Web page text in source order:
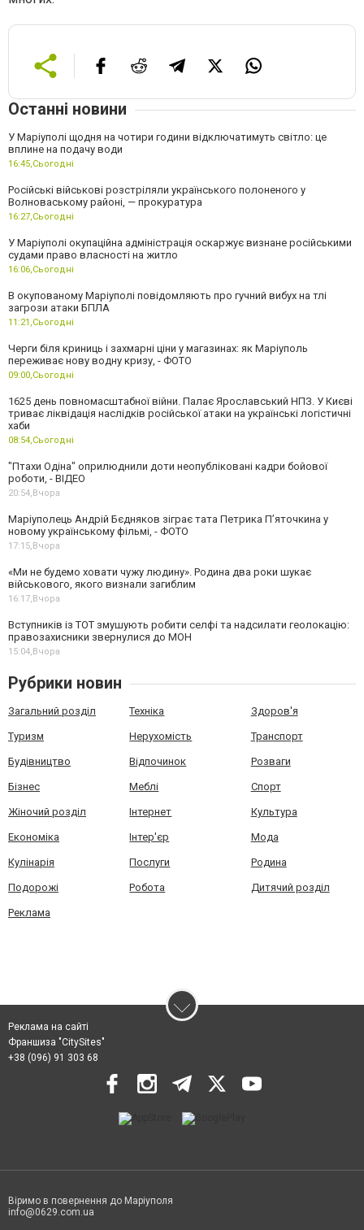
Останні новини
У Маріуполі щодня на чотири години відключатимуть світло: це
вплине на подачу води
16:45,Сьогодні
Російські військові розстріляли українського полоненого у
Волноваському районі, — прокуратура
16:27,Сьогодні
У Маріуполі окупаційна адміністрація оскаржує визнане російськими
судами право власності на житло
16:06,Сьогодні
В окупованому Маріуполі повідомляють про гучний вибух на тлі
загрози атаки БПЛА
11:21,Сьогодні
Черги біля криниць і захмарні ціни у магазинах: як Маріуполь
переживає нову водну кризу, - ФОТО
09:00,Сьогодні
1625 день повномасштабної війни. Палає Ярославський НПЗ. У Києві
триває ліквідація наслідків російської атаки на українські логістичні
хаби
08:54,Сьогодні
"Птахи Одіна" оприлюднили доти неопубліковані кадри бойової
роботи, - ВІДЕО
20:54,Вчора
Маріуполець Андрій Бєдняков зіграє тата Петрика П’яточкина у
новому українському фільмі, - ФОТО
17:15,Вчора
«Ми не будемо ховати чужу людину». Родина два роки шукає
військового, якого визнали загиблим
16:17,Вчора
Вступників із ТОТ змушують робити селфі та надсилати геолокацію:
правозахисники звернулися до МОН
15:04,Вчора
Рубрики новин
Загальний розділ Техніка Здоров'я
Туризм Нерухомість Транспорт
Будівництво Відпочинок Розваги
Бізнес Меблі Спорт
Жіночий розділ Інтернет Культура
Економіка Інтер'єр Мода
Кулінарія Послуги Родина
Подорожі Робота Дитячий розділ
Реклама
Реклама на сайті
Франшиза "CitySites"
+38 (096) 91 303 68
Віримо в повернення до Маріуполя
info@0629.com.ua